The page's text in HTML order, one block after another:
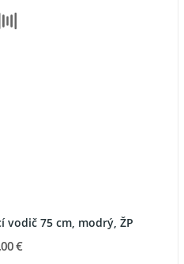
vodič 75 cm, modrý, ŽP
€